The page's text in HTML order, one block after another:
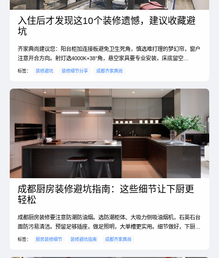
入住后才发现这10个装修遗憾，建议收藏避
坑
齐家典尚建议您：阳台柜加连接板避免卫生死角，慎选难打理的梦幻帘，窗户
注意开合方向。射灯选4000K+38°角，悬空家具要专业安装，床底留空
20cm，选极窄踢脚线，严格把控卫生间坡度。#装修经验 #齐家典尚
标签： 装修避坑 装修细节分享 成都齐家典尚
成都厨房装修避坑指南：这些细节让下厨更
轻松
成都厨房装修要注意防潮防油烟。选防潮柜体、大吸力侧吸油烟机，石英石台
面防污易清洁。预留足够插座，做足照明，大单槽更实用。细节做好，下厨更
舒心。
标签： 厨房装修细节 装修避坑指南 成都齐家典尚